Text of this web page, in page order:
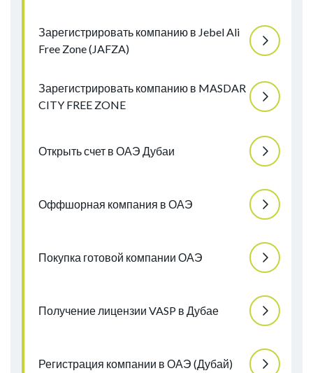
Зарегистрировать компанию в Jebel Ali
Free Zone (JAFZA)
Зарегистрировать компанию в MASDAR
CITY FREE ZONE
Открыть счет в ОАЭ Дубаи
Оффшорная компания в ОАЭ
Покупка готовой компании ОАЭ
Получение лицензии VASP в Дубае
Регистрация компании в ОАЭ (Дубай)